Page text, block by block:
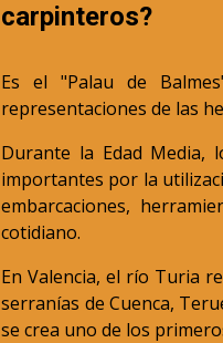
carpinteros?
Es el "Palau de
representaciones de las
Durante la Edad Media,
importantes por la
embarcaciones,
cotidiano.
En Valencia, el río Turia
serranías de Cuenca,
se crea uno de los